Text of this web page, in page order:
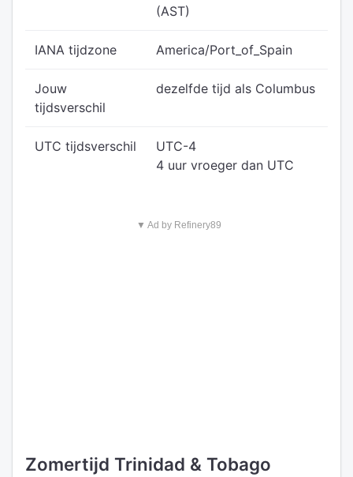
(AST)
IANA tijdzone America/Port_of_Spain
Jouw
tijdsverschil
dezelfde tijd als Columbus
UTC tijdsverschil
UTC-4
4 uur vroeger dan UTC
▼ Ad by Refinery89
Zomertijd Trinidad & Tobago